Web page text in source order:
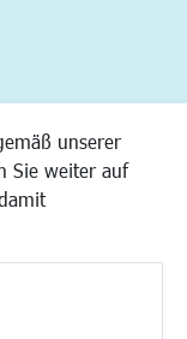
unserer
Sie weiter auf